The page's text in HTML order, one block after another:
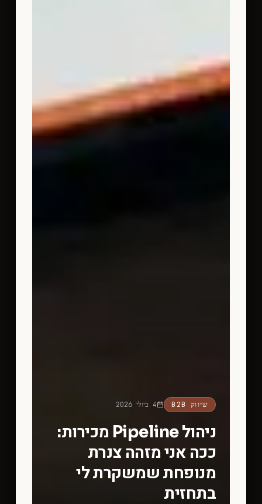
שיווק B2B 4 ביולי 2026
ניהול Pipeline מכירות:
ככה אני מזהה צנרת
מנופחת שמשקרת לי
בתחזית